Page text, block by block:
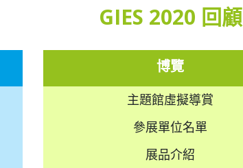
GIES 2020 回顧
博覽
主題館虛擬導賞
參展單位名單
展品介紹